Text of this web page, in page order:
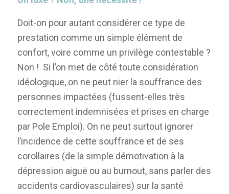
Doit-on pour autant considérer ce type de
prestation comme un simple élément de
confort, voire comme un privilège contestable ?
Non ! Si l’on met de côté toute considération
idéologique, on ne peut nier la souffrance des
personnes impactées (fussent-elles très
correctement indemnisées et prises en charge
par Pole Emploi). On ne peut surtout ignorer
l’incidence de cette souffrance et de ses
corollaires (de la simple démotivation à la
dépression aiguë ou au burnout, sans parler des
accidents cardiovasculaires) sur la santé